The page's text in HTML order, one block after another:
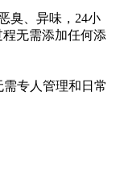
臭、异味，24小
无需添加任何添
专人管理和日常